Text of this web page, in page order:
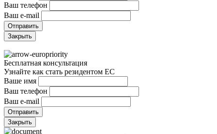
Ваш телефон
Ваш e-mail
Закрыть
Бесплатная консультация
Узнайте как стать резидентом ЕС
Ваше имя
Ваш телефон
Ваш e-mail
Закрыть